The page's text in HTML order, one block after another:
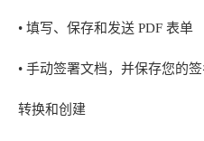
• 填写、保存和发送 PDF 表单
• 手动签署文档，并保存您的
转换和创建